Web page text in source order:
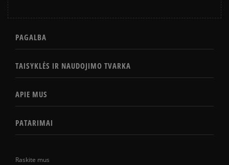
Raskite mus
PAGALBA
TAISYKLĖS IR NAUDOJIMO TVARKA
APIE MUS
PATARIMAI